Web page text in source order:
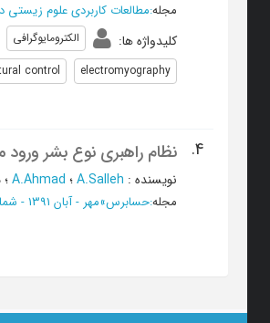
مجله:مطالعات کاربردی علوم
کلیدواژه ها: الکترومایوگرافی
electromyography
control
4. نظام راهبری نوع بشر
نویسنده :
A.Salleh؛ A.Ahmad؛
مجله:حسابرس»مهر - آبان 1391 - شماره 61